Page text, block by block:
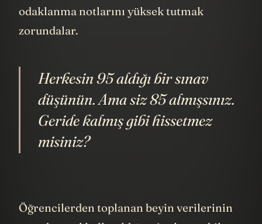
odaklanma notlarını yüksek tutmak
zorundalar.
Herkesin 95 aldığı bir sınav
düşünün. Ama siz 85 almışsınız.
Geride kalmış gibi hissetmez
misiniz?
Öğrencilerden toplanan beyin verilerinin